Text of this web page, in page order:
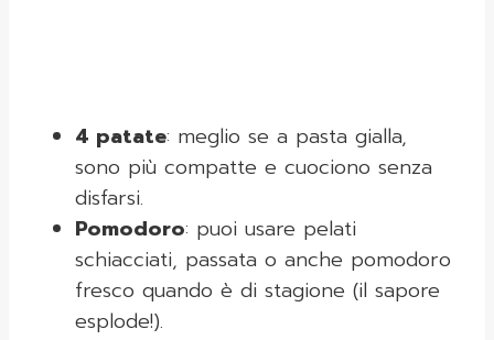
4 patate: meglio se a pasta gialla,
sono più compatte e cuociono senza
disfarsi.
Pomodoro: puoi usare pelati
schiacciati, passata o anche pomodoro
fresco quando è di stagione (il sapore
esplode!).